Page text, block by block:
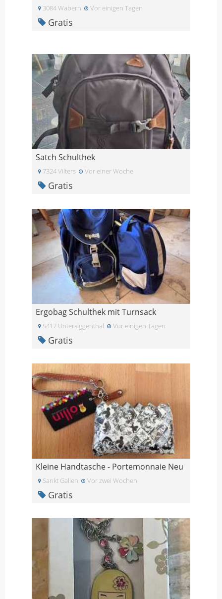
3084 Wabern Vor einigen Tagen
Gratis
Satch Schulthek
7324 Vilters Vor einer Woche
Gratis
Ergobag Schulthek mit Turnsack
5417 Untersiggenthal Vor einigen Tagen
Gratis
Kleine Handtasche - Portemonnaie Neu
Sankt Gallen Vor zwei Wochen
Gratis